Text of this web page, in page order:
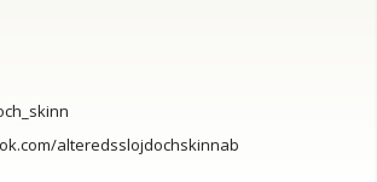
alteredsslojdochskinnab